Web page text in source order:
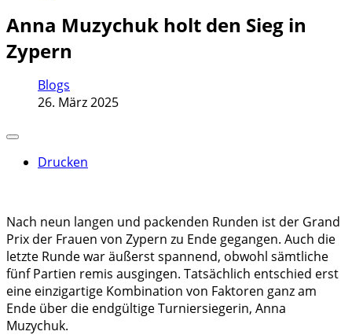
Anna Muzychuk holt den Sieg in
Zypern
Blogs
26. März 2025
Drucken
Nach neun langen und packenden Runden ist der Grand
Prix der Frauen von Zypern zu Ende gegangen. Auch die
letzte Runde war äußerst spannend, obwohl sämtliche
fünf Partien remis ausgingen. Tatsächlich entschied erst
eine einzigartige Kombination von Faktoren ganz am
Ende über die endgültige Turniersiegerin, Anna
Muzychuk.